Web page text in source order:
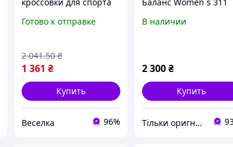
амортизацией и
38 размер FLAME
Готово к отправке
1 361 ₴
2 041.50 ₴
Купить
Веселка 96%
24,5 см Оригинал
В наличии
2 300₴
Купить
Тільки оригнали - інтернет-магазин якісного одягу, взуття та іграшок "Zvettik"